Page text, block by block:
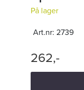
På lager
Art.nr: 2739
262,-